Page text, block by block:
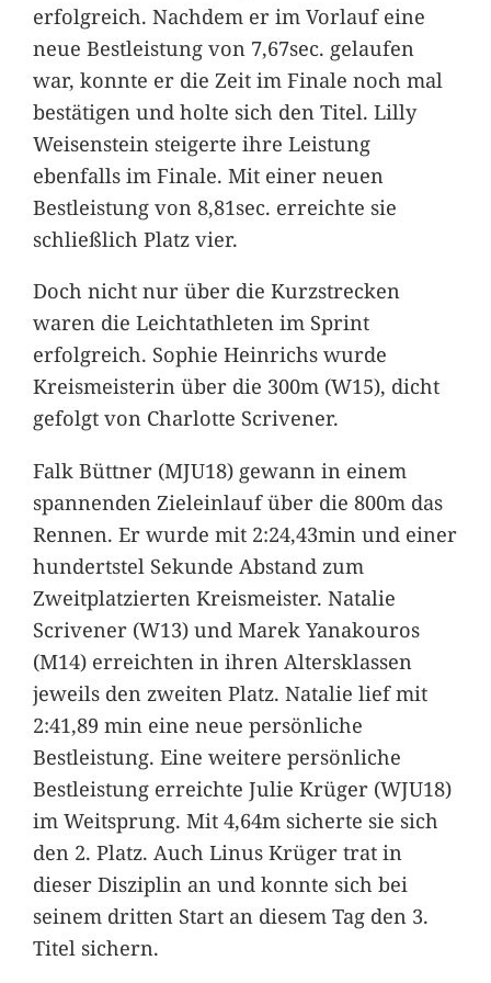
erfolgreich. Nachdem er im Vorlauf eine
neue Bestleistung von 7,67sec. gelaufen
war, konnte er die Zeit im Finale noch mal
bestätigen und holte sich den Titel. Lilly
Weisenstein steigerte ihre Leistung
ebenfalls im Finale. Mit einer neuen
Bestleistung von 8,81sec. erreichte sie
schließlich Platz vier.
Doch nicht nur über die Kurzstrecken
waren die Leichtathleten im Sprint
erfolgreich. Sophie Heinrichs wurde
Kreismeisterin über die 300m (W15), dicht
gefolgt von Charlotte Scrivener.
Falk Büttner (MJU18) gewann in einem
spannenden Zieleinlauf über die 800m das
Rennen. Er wurde mit 2:24,43min und einer
hundertstel Sekunde Abstand zum
Zweitplatzierten Kreismeister. Natalie
Scrivener (W13) und Marek Yanakouros
(M14) erreichten in ihren Altersklassen
jeweils den zweiten Platz. Natalie lief mit
2:41,89 min eine neue persönliche
Bestleistung. Eine weitere persönliche
Bestleistung erreichte Julie Krüger (WJU18)
im Weitsprung. Mit 4,64m sicherte sie sich
den 2. Platz. Auch Linus Krüger trat in
dieser Disziplin an und konnte sich bei
seinem dritten Start an diesem Tag den 3.
Titel sichern.